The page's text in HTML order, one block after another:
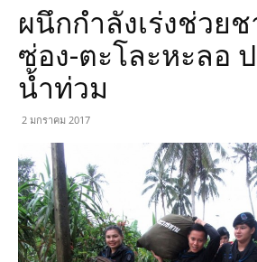
ผนึกกำลังเร่งช่วย
ซ่อง-ตะโละหะลอ
น้ำท่วม
2 มกราคม 2017